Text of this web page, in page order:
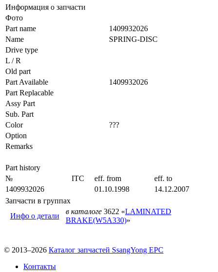
Информация о запчасти
Фото
Part name
1409932026
Name
SPRING-DISC
Drive type
L / R
Old part
Part Available
1409932026
Part Replacable
Assy Part
Sub. Part
Color
???
Option
Remarks
Part history
№
ITC eff. from
eff. to
1409932026
01.10.1998
14.12.2007
Запчасти в группах
Инфо о детали
в каталоге 3622 «LAMINATED
BRAKE(W5A330)»
© 2013–2026 Каталог запчастей SsangYong EPC
Контакты